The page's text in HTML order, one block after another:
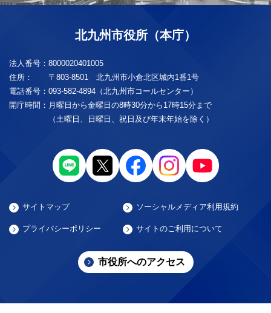
北九州市役所（本庁）
法人番号： 8000020401005
住所：
〒803-8501 北九州市小倉北区城内1番1号
電話番号： 093-582-4894（北九州市コールセンター）
開庁時間： 月曜日から金曜日の8時30分から17時15分まで
（土曜日、日曜日、祝日及び年末年始を除く）
サイトマップ ソーシャルメディア利用規約
プライバシーポリシー サイトのご利用について
市役所へのアクセス